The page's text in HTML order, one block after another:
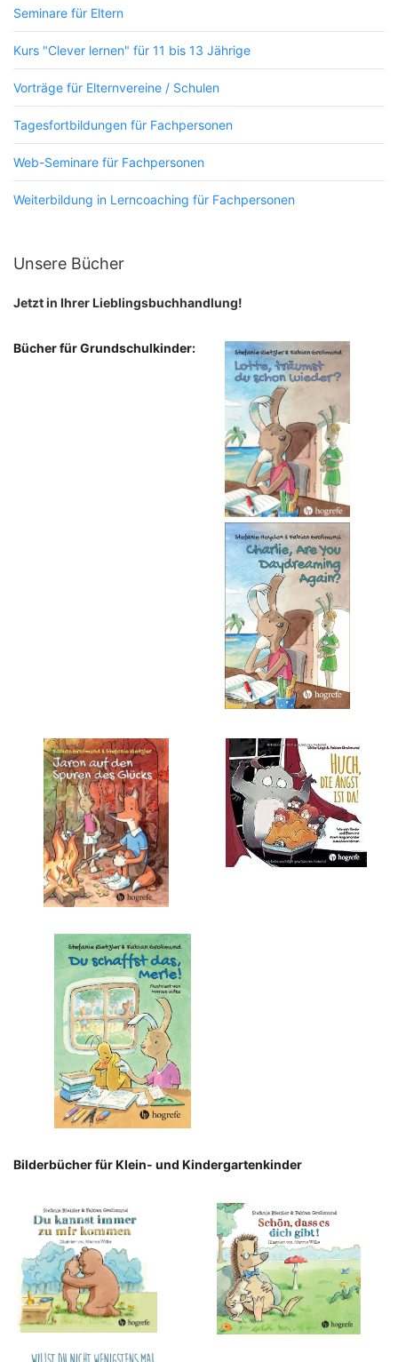
Seminare für Eltern
Kurs "Clever lernen" für 11 bis 13 Jährige
Vorträge für Elternvereine / Schulen
Tagesfortbildungen für Fachpersonen
Web-Seminare für Fachpersonen
Weiterbildung in Lerncoaching für Fachpersonen
Unsere Bücher
Jetzt in Ihrer Lieblingsbuchhandlung!
Bücher für Grundschulkinder:
Bilderbücher für Klein- und Kindergartenkinder